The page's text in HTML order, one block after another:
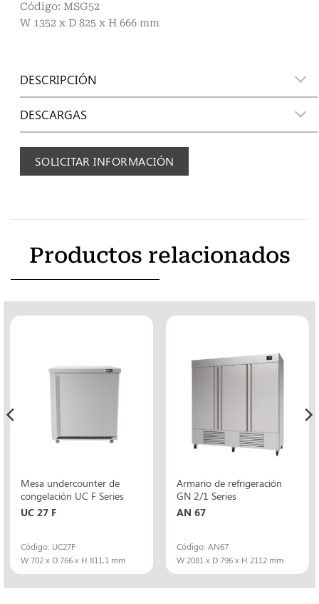
Código: MSG52
W 1352 x D 825 x H 666 mm
DESCRIPCIÓN
DESCARGAS
SOLICITAR INFORMACIÓN
Productos relacionados
Mesa undercounter de
congelación UC F Series
UC 27 F
Código: UC27F
W 702 x D 766 x H 811,1 mm
Armario de refrigeración
GN 2/1 Series
AN 67
Código: AN67
W 2081 x D 796 x H 2112 mm